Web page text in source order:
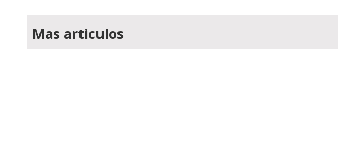
Mas articulos